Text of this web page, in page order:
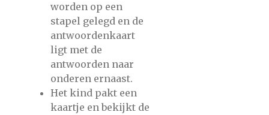
worden op een
stapel gelegd en de
antwoordenkaart
ligt met de
antwoorden naar
onderen ernaast.
Het kind pakt een
kaartje en bekijkt de